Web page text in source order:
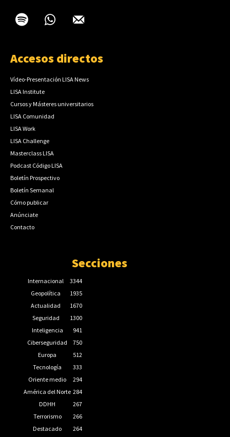
Accesos directos
Vídeo-Presentación LISA News
LISA Institute
Cursos y Másteres universitarios
LISA Comunidad
LISA Work
LISA Challenge
Masterclass LISA
Podcast Código LISA
Boletín Prospectivo
Boletín Semanal
Cómo publicar
Anúnciate
Contacto
Secciones
Internacional
3344
Geopolítica
1935
Actualidad
1670
Seguridad
1300
Inteligencia
941
Ciberseguridad
750
Europa
512
Tecnología
333
Oriente medio
294
América del Norte 284
DDHH
267
Terrorismo
266
Destacado
264